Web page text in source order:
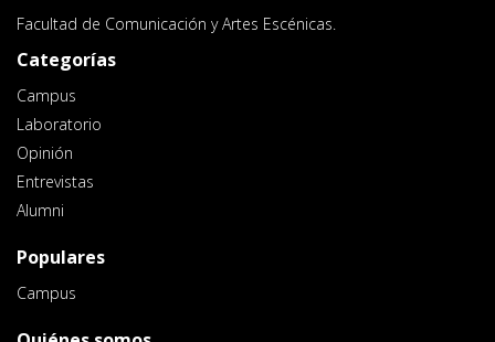
Facultad de Comunicación y Artes Escénicas.
Categorías
Campus
Laboratorio
Opinión
Entrevistas
Alumni
Populares
Campus